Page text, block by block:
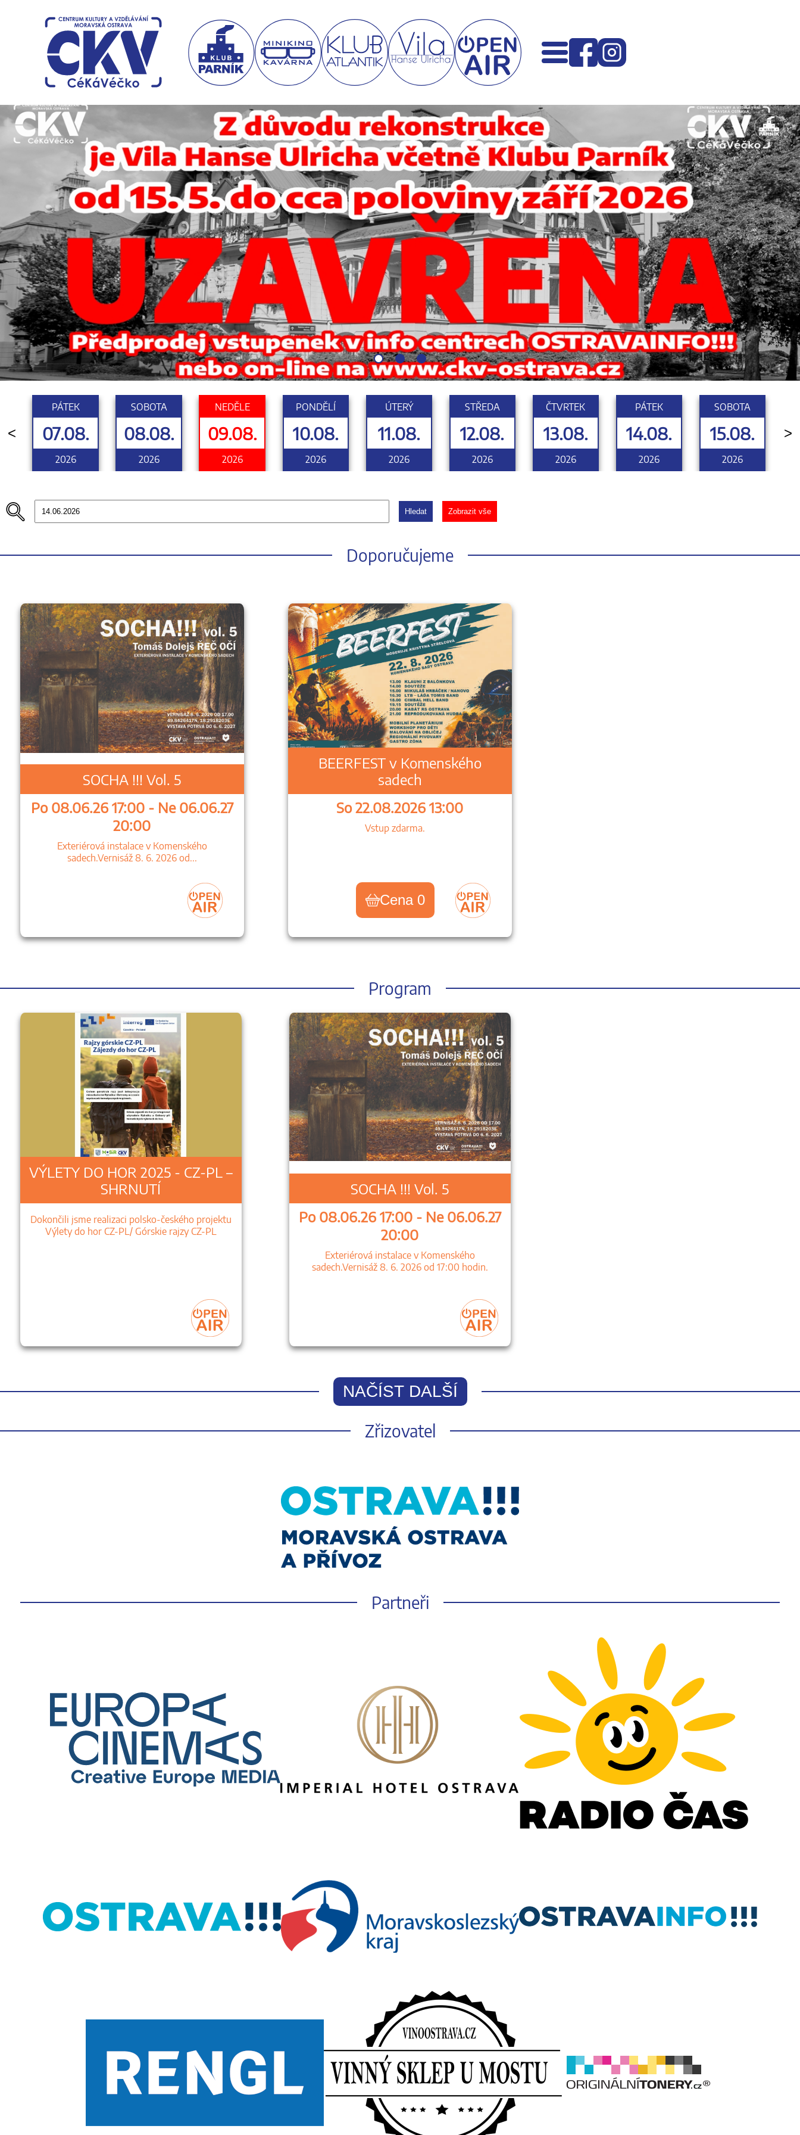
<
PÁTEK
07.08.
2026
SOBOTA
08.08.
2026
NEDĚLE
09.08.
2026
PONDĚLÍ
10.08.
2026
ÚTERÝ
11.08.
2026
STŘEDA
12.08.
2026
ČTVRTEK
13.08.
2026
PÁTEK
14.08.
2026
SOBOTA
15.08.
2026
>
Hledat Zobrazit vše
Doporučujeme
SOCHA !!! Vol. 5
Po 08.06.26 17:00 - Ne 06.06.27
20:00
Exteriérová instalace v Komenského
sadech.Vernisáž 8. 6. 2026 od...
BEERFEST v Komenského
sadech
So 22.08.2026 13:00
Vstup zdarma.
Cena 0
Program
VÝLETY DO HOR 2025 - CZ-PL –
SHRNUTÍ
Dokončili jsme realizaci polsko-českého projektu
Výlety do hor CZ-PL/ Górskie rajzy CZ-PL
SOCHA !!! Vol. 5
Po 08.06.26 17:00 - Ne 06.06.27
20:00
Exteriérová instalace v Komenského
sadech.Vernisáž 8. 6. 2026 od 17:00 hodin.
NAČÍST DALŠÍ
Zřizovatel
Partneři